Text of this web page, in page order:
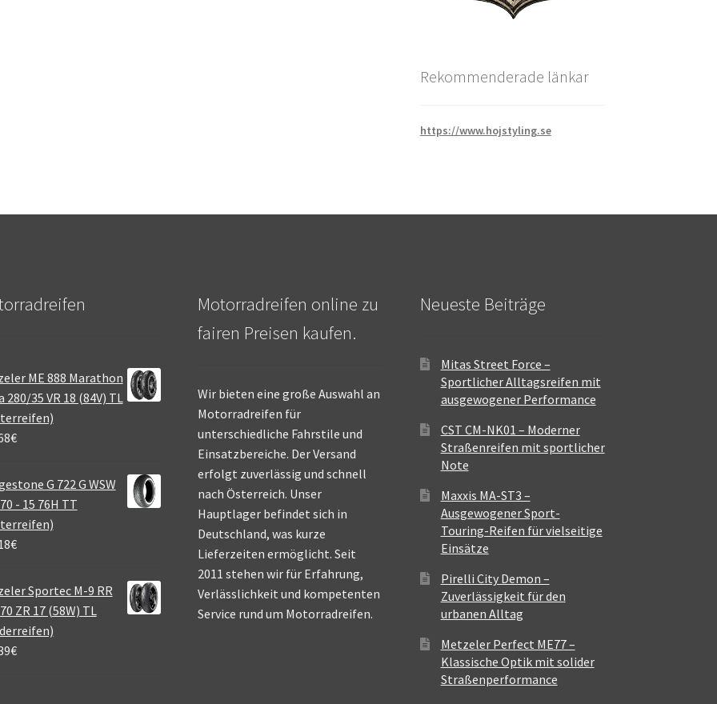
Rekommenderade länkar
https://www.hojstyling.se
ME 888 Marathon
280/35 VR 18 (84V) TL
€
G 722 G WSW
- 15 76H TT
€
Sportec M-9 RR
ZR 17 (58W) TL
€
Motorradreifen online zu
fairen Preisen kaufen.
Wir bieten eine große Auswahl an
Motorradreifen für
unterschiedliche Fahrstile und
Einsatzbereiche. Der Versand
erfolgt zuverlässig und schnell
nach Österreich. Unser
Hauptlager befindet sich in
Deutschland, was kurze
Lieferzeiten ermöglicht. Seit
2011 stehen wir für Erfahrung,
Verlässlichkeit und kompetenten
Service rund um Motorradreifen.
Neueste Beiträge
Mitas Street Force –
Sportlicher Alltagsreifen mit
ausgewogener Performance
CST CM-NK01 – Moderner
Straßenreifen mit sportlicher
Note
Maxxis MA-ST3 –
Ausgewogener Sport-
Touring-Reifen für vielseitige
Einsätze
Pirelli City Demon –
Zuverlässigkeit für den
urbanen Alltag
Metzeler Perfect ME77 –
Klassische Optik mit solider
Straßenperformance